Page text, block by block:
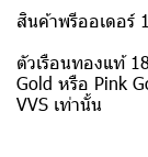
สินค้าพรีออเดอร์
ตัวเรือนทองแท้
Gold หรือ Pink
VVS เท่านั้น